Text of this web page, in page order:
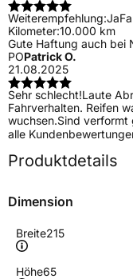
Weiterempfehlung:Ja
Kilometer:10.000 km
Gute Haftung auch bei
POPatrick O.
21.08.2025
Sehr schlecht!Laute
Fahrverhalten. Reifen
wuchsen.Sind verformt
alle
Produktdetails
Dimension
Breite215
Höhe65